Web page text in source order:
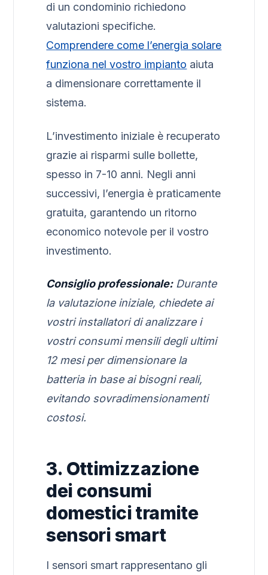
di un condominio richiedono
valutazioni specifiche.
Comprendere come l’energia solare
funziona nel vostro impianto aiuta
a dimensionare correttamente il
sistema.
L’investimento iniziale è recuperato
grazie ai risparmi sulle bollette,
spesso in 7-10 anni. Negli anni
successivi, l’energia è praticamente
gratuita, garantendo un ritorno
economico notevole per il vostro
investimento.
Consiglio professionale: Durante
la valutazione iniziale, chiedete ai
vostri installatori di analizzare i
vostri consumi mensili degli ultimi
12 mesi per dimensionare la
batteria in base ai bisogni reali,
evitando sovradimensionamenti
costosi.
3. Ottimizzazione
dei consumi
domestici tramite
sensori smart
I sensori smart rappresentano gli